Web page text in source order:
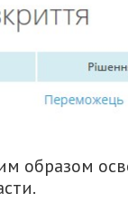
образом